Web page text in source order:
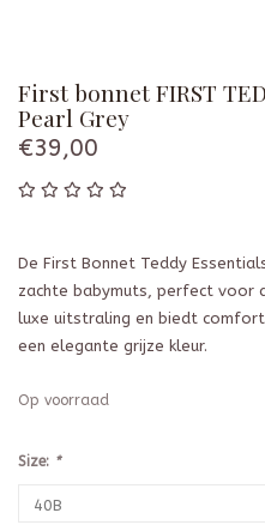
First bonnet FIRST
Pearl Grey
€39,00
De First Bonnet Teddy
zachte babymuts, perfect voor
luxe uitstraling en biedt
een elegante grijze kleur.
Op voorraad
Size: *